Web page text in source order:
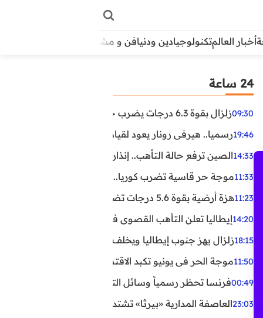
أخبار العالمتكنولوجيادين ودنيافن و مشاهير
24 ساعة
09:30زلزال بقوة 6.3 درجات يضرب جنوب الفلبين.. ولا تحذير من تسونامي حتى الآن
19:46رسميا.. هيرفي رونار يعود لقيادة منتخب كوت ديفوار
14:33الصين ترفع حالة التأهب.. إنذاران جديدان بسبب الأمطار
11:33موجة حر قاسية تضرب كوريا.. وفيات وإصابات ونفوق مئات
11:23هزة أرضية بقوة 5.6 درجات تضرب مصر
14:20إيطاليا تعلن التأهب القصوى في 23 مدينة بسبب موجة حر شديدة
18:15زلزال يهز جنوب إيطاليا ويخلف عشرات الجرحى
11:50موجة الحر في يونيو تكبد الاقتصاد البريطاني خسائر تجاوزت 1.5 مليار
00:49فرنسا تحظر رسمياً وسائل التواصل الاجتماعي على القاصرين
23:03العاصفة المدارية «بيرثا» تشتد وتقترب من سواحل